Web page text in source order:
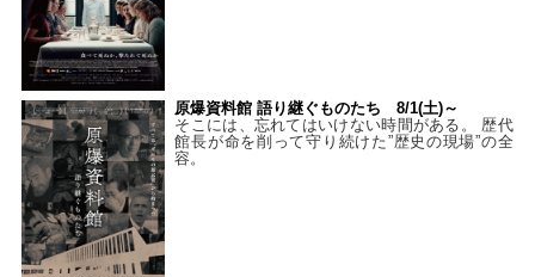
原爆資料館 語り継ぐものたち 8/1(土)～
そこには、忘れてはいけない時間がある。 歴代
館長が命を削って守り続けた”歴史の現場”の全
容。